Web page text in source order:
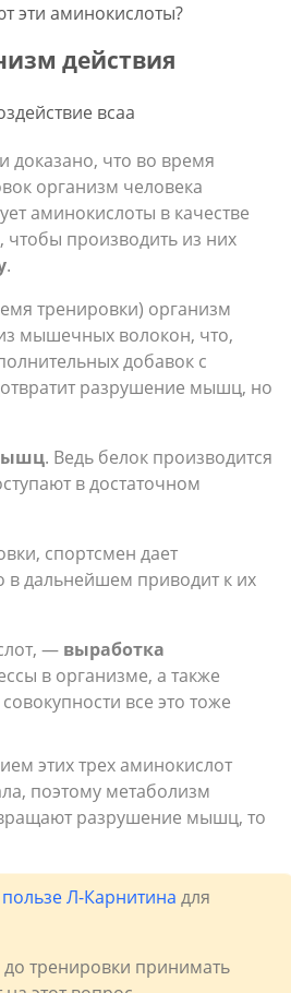
эти аминокислоты?
действия
доказано, что во время
организм человека
аминокислоты в качестве
чтобы производить из них
.
тренировки) организм
мышечных волокон, что,
добавок с
разрушение мышц, но
. Ведь белок производится
в достаточном
спортсмен дает
дальнейшем приводит к их
— выработка
в организме, а также
все это тоже
этих трех аминокислот
поэтому метаболизм
разрушение мышц, то
пользе Л-Карнитина для
тренировки принимать